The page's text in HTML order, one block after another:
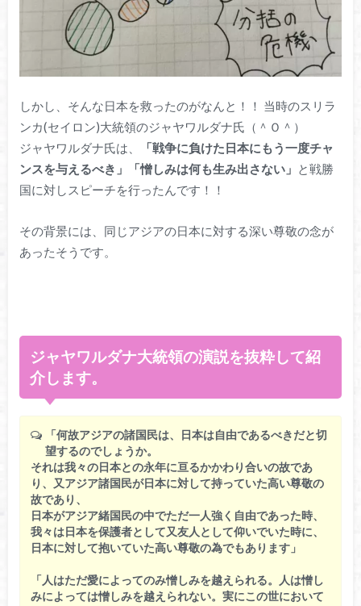
しかし、そんな日本を救ったのがなんと！！ 当時のスリラ
ンカ(セイロン)大統領のジャヤワルダナ氏（＾Ｏ＾）
ジャヤワルダナ氏は、
「戦争に負けた日本にもう一度チャ
ンスを与えるべき」「憎しみは何も生み出さない」 と戦勝
国に対しスピーチを行ったんです！！
その背景には、同じアジアの日本に対する深い尊敬の念が
あったそうです。
ジャヤワルダナ大統領の演説を抜粋して紹
介します。
「何故アジアの諸国民は、日本は自由であるべきだと切
望するのでしょうか。
それは我々の日本との永年に亘るかかわり合いの故であ
り、又アジア諸国民が日本に対して持っていた高い尊敬の
故であり、
日本がアジア緒国民の中でただ一人強く自由であった時、
我々は日本を保護者として又友人として仰いでいた時に、
日本に対して抱いていた高い尊敬の為でもあります」
「人はただ愛によってのみ憎しみを越えられる。人は憎し
みによっては憎しみを越えられない。実にこの世において